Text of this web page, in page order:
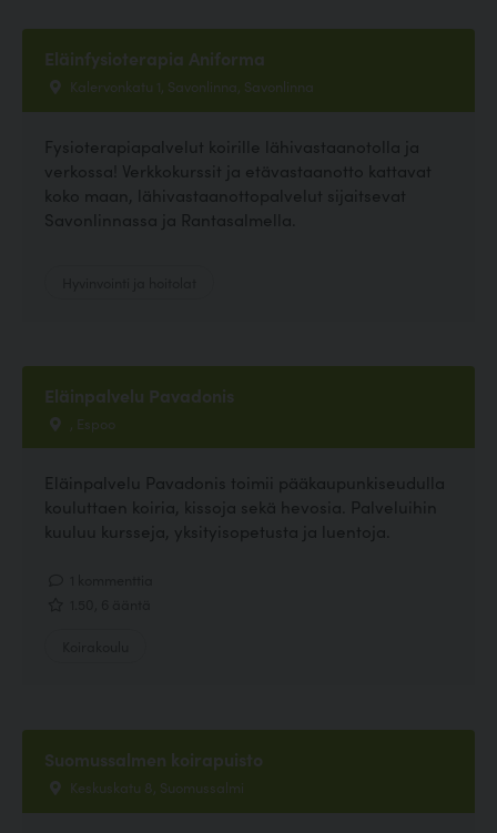
Eläinfysioterapia Aniforma
Kalervonkatu 1, Savonlinna, Savonlinna
Fysioterapiapalvelut koirille lähivastaanotolla ja
verkossa! Verkkokurssit ja etävastaanotto kattavat
koko maan, lähivastaanottopalvelut sijaitsevat
Savonlinnassa ja Rantasalmella.
Eläinpalvelu Pavadonis
, Espoo
Eläinpalvelu Pavadonis toimii pääkaupunkiseudulla
kouluttaen koiria, kissoja sekä hevosia. Palveluihin
kuuluu kursseja, yksityisopetusta ja luentoja.
Suomussalmen koirapuisto
Keskuskatu 8, Suomussalmi